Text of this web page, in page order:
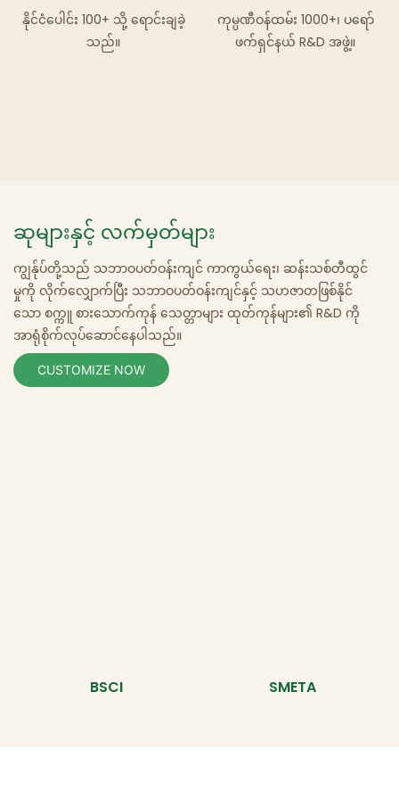
နိုင်ငံပေါင်း 100+ သို့ ရောင်းချခဲ့
သည်။
ကုမ္ပဏီဝန်ထမ်း 1000+၊ ပရော်
ဖက်ရှင်နယ် R&D အဖွဲ့။
ဆုများနှင့် လက်မှတ်များ
ကျွန်ုပ်တို့သည် သဘာဝပတ်ဝန်းကျင် ကာကွယ်ရေး၊ ဆန်းသစ်တီထွင်
မှုကို လိုက်လျှောက်ပြီး သဘာဝပတ်ဝန်းကျင်နှင့် သဟဇာတဖြစ်နိုင်
သော စက္ကူ စားသောက်ကုန် သေတ္တာများ ထုတ်ကုန်များ၏ R&D ကို
အာရုံစိုက်လုပ်ဆောင်နေပါသည်။
CUSTOMIZE NOW
BSCI SMETA